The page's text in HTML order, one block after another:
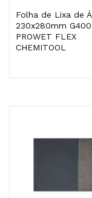
Folha de Lixa de Água
230x280mm G400
PROWET FLEX
CHEMITOOL